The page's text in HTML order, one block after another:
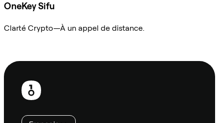
OneKey Sifu
Clarté Crypto—À un appel de distance.
Pied
page